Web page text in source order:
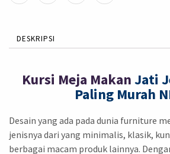
DESKRIPSI
Kursi Meja MakanJati
Paling Murah
Desain yang ada pada dunia furniture
jenisnya dari yang minimalis, klasik,
berbagai macam produk lainnya.